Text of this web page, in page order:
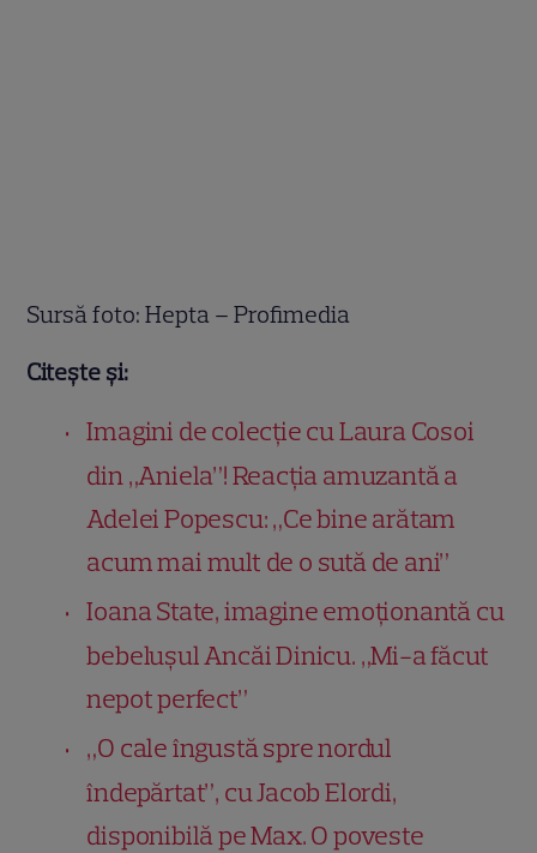
Sursă foto: Hepta – Profimedia
Citește și:
Imagini de colecție cu Laura Cosoi
din „Aniela”! Reacția amuzantă a
Adelei Popescu: „Ce bine arătam
acum mai mult de o sută de ani”
Ioana State, imagine emoționantă cu
bebelușul Ancăi Dinicu. „Mi-a făcut
nepot perfect”
„O cale îngustă spre nordul
îndepărtat”, cu Jacob Elordi,
disponibilă pe Max. O poveste